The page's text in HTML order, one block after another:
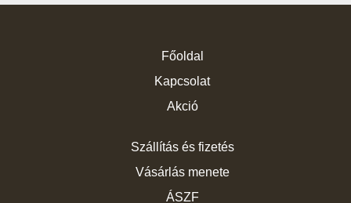
Főoldal
Kapcsolat
Akció
Szállítás és fizetés
Vásárlás menete
ÁSZF